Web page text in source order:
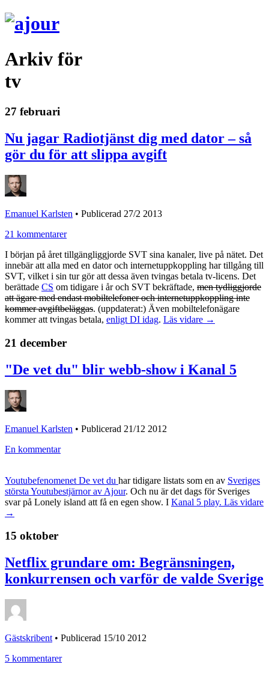
Arkiv för
tv
27 februari
Nu jagar Radiotjänst dig med dator – så
gör du för att slippa avgift
Emanuel Karlsten • Publicerad 27/2 2013
21 kommentarer
I början på året tillgängliggjorde SVT sina kanaler, live på nätet. Det
innebär att alla med en dator och internetuppkoppling har tillgång till
SVT, vilket i sin tur gör att dessa även tvingas betala tv-licens. Det
berättade CS om tidigare i år och SVT bekräftade, men tydliggjorde
att ägare med endast mobiltelefoner och internetuppkoppling inte
kommer avgiftbeläggas. (uppdaterat:) Även mobiltelefonägare
kommer att tvingas betala, enligt DI idag. Läs vidare →
21 december
"De vet du" blir webb-show i Kanal 5
Emanuel Karlsten • Publicerad 21/12 2012
En kommentar
Youtubefenomenet De vet du har tidigare listats som en av Sveriges
största Youtubestjärnor av Ajour. Och nu är det dags för Sveriges
svar på Lonely island att få en egen show. I Kanal 5 play. Läs vidare
→
15 oktober
Netflix grundare om: Begränsningen,
konkurrensen och varför de valde Sverige
Gästskribent • Publicerad 15/10 2012
5 kommentarer